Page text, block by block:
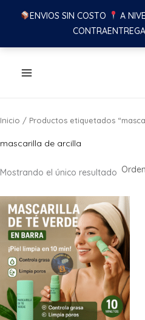
ENVIOS SIN COSTO A
CONTRAENTREGA
Inicio / Productos etiquetados
mascarilla de arcilla
Mostrando el único resultado